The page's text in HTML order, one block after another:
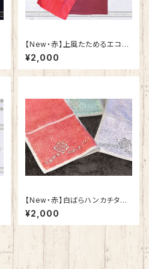
​【New・赤】上風たためるエコバ
ック（単品）
¥2,000
【New・赤】白ばらハンカチタオ
ル
¥2,000